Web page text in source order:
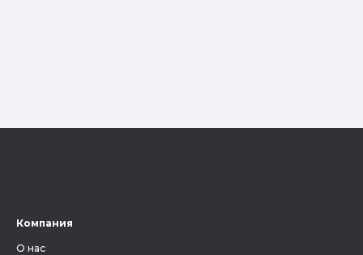
Компания
О нас